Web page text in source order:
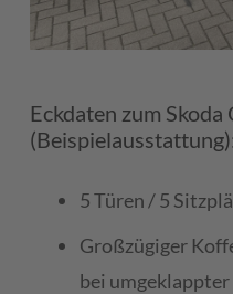
Eckdaten zum
5 Türen / 5
Großzügiger
bei umgeklappter